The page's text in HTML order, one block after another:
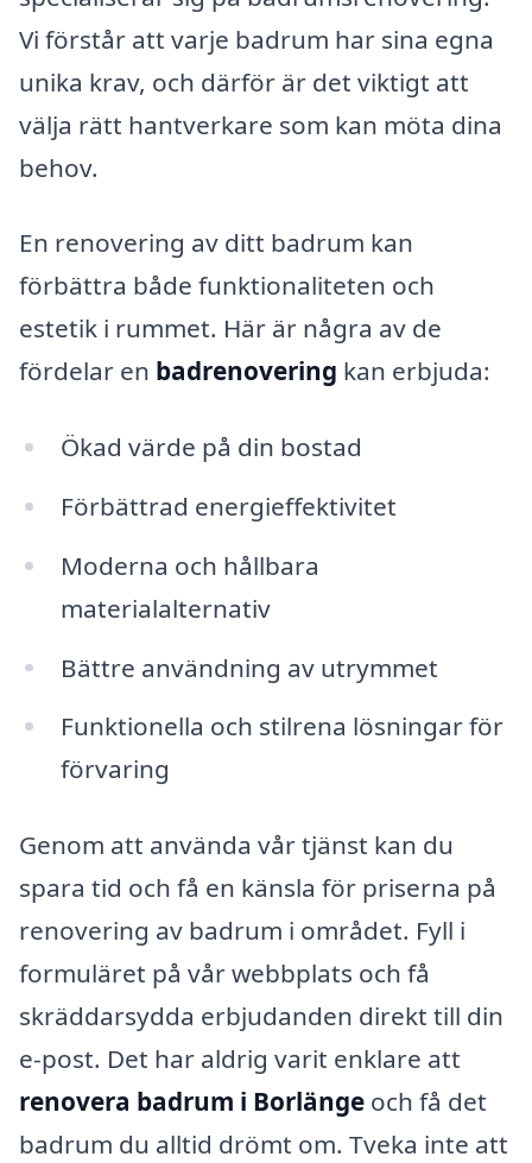
Vi förstår att varje badrum har sina egna
unika krav, och därför är det viktigt att
välja rätt hantverkare som kan möta dina
behov.
En renovering av ditt badrum kan
förbättra både funktionaliteten och
estetik i rummet. Här är några av de
fördelar en badrenovering kan erbjuda:
Ökad värde på din bostad
Förbättrad energieffektivitet
Moderna och hållbara
materialalternativ
Bättre användning av utrymmet
Funktionella och stilrena lösningar för
förvaring
Genom att använda vår tjänst kan du
spara tid och få en känsla för priserna på
renovering av badrum i området. Fyll i
formuläret på vår webbplats och få
skräddarsydda erbjudanden direkt till din
e-post. Det har aldrig varit enklare att
renovera badrum i Borlänge och få det
badrum du alltid drömt om. Tveka inte att